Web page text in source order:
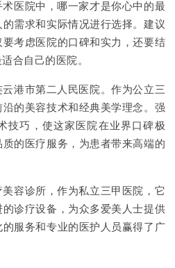
医院中，哪一家才是你心中的最
需求和实际情况进行选择。建议
考虑医院的口碑和实力，还要结
合自己的医院。
港市第二人民医院。作为公立三
的美容技术和经典美学理念。强
技巧，使这家医院在业界口碑极
的医疗服务，为患者带来高端的
容诊所，作为私立三甲医院，它
诊疗设备，为众多爱美人士提供
服务和专业的医护人员赢得了广